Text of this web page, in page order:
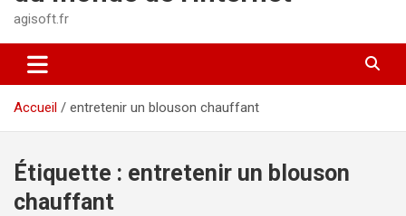
agisoft.fr
Accueil entretenir un blouson chauffant
Étiquette : entretenir un blouson
chauffant